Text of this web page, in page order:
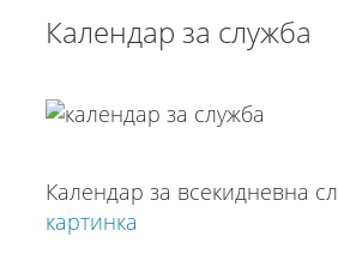
Календар за служба
Календар за всекидневна
картинка